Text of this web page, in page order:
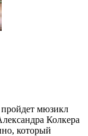
пройдет мюзикл
Колкера
который